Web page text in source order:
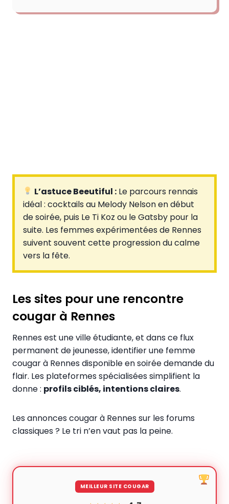
L’astuce Beeutiful : Le parcours rennais
idéal : cocktails au Melody Nelson en début
de soirée, puis Le Ti Koz ou le Gatsby pour la
suite. Les femmes expérimentées de Rennes
suivent souvent cette progression du calme
vers la fête.
Les sites pour une rencontre
cougar à Rennes
Rennes est une ville étudiante, et dans ce flux
permanent de jeunesse, identifier une femme
cougar à Rennes disponible en soirée demande du
flair. Les plateformes spécialisées simplifient la
donne : profils ciblés, intentions claires.
Les annonces cougar à Rennes sur les forums
classiques ? Le tri n’en vaut pas la peine.
MEILLEUR SITE COUGAR